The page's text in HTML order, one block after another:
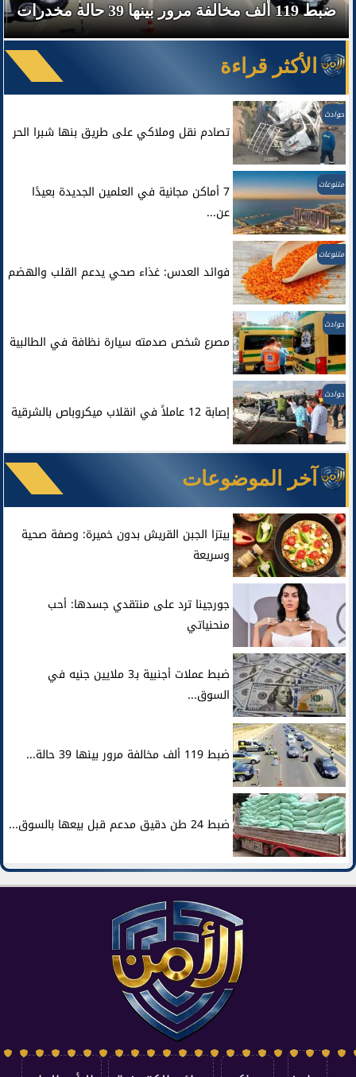
ضبط 119 ألف مخالفة مرور بينها 39 حالة مخدرات
الأكثر قراءة
حوادث
تصادم نقل وملاكي على طريق بنها شبرا الحر
متنوعات
7 أماكن مجانية في العلمين الجديدة بعيدًا
عن...
متنوعات
فوائد العدس: غذاء صحي يدعم القلب والهضم
حوادث
مصرع شخص صدمته سيارة نظافة في الطالبية
حوادث
إصابة 12 عاملاً في انقلاب ميكروباص بالشرقية
آخر الموضوعات
بيتزا الجبن القريش بدون خميرة: وصفة صحية
وسريعة
جورجينا ترد على منتقدي جسدها: أحب
منحنياتي
ضبط عملات أجنبية بـ3 ملايين جنيه في
السوق...
ضبط 119 ألف مخالفة مرور بينها 39 حالة...
ضبط 24 طن دقيق مدعم قبل بيعها بالسوق...